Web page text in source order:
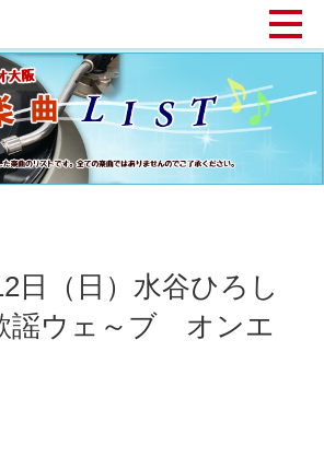
日（日）水谷ひろし
謡ウェ～ブ オンエ